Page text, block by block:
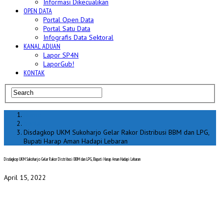
Informasi Dikecualikan
OPEN DATA
Portal Open Data
Portal Satu Data
Infografis Data Sektoral
KANAL ADUAN
Lapor SP4N
LaporGub!
KONTAK
Disdagkop UKM Sukoharjo Gelar Rakor Distribusi BBM dan LPG,
Bupati Harap Aman Hadapi Lebaran
Disdagkop UKM Sukoharjo Gelar Rakor Distribusi BBM dan LPG, Bupati Harap Aman Hadapi Lebaran
April 15, 2022